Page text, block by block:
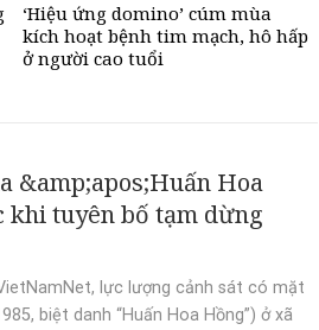
‘Hiệu ứng domino’ cúm mùa
kích hoạt bệnh tim mạch, hô hấp
ở người cao tuổi
&amp;apos;Huấn Hoa
tuyên bố tạm dừng
lực lượng cảnh sát có mặt
biệt danh “Huấn Hoa Hồng”) ở xã